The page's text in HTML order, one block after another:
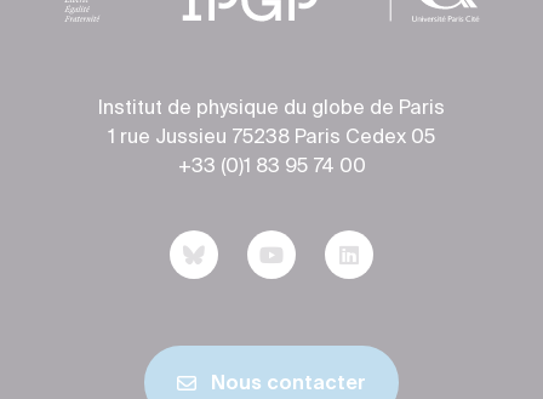
Institut de physique du globe de Paris
1 rue Jussieu 75238 Paris Cedex 05
+33 (0)1 83 95 74 00
Nous contacter